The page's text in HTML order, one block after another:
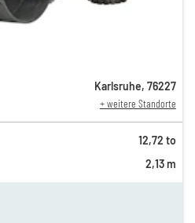
Karlsruhe, 76227
+ weitere Standorte
12,72 to
2,13 m